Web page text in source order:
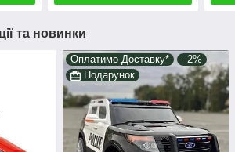
та новинки
Оплатимо Доставку*
–2%
Подарунок